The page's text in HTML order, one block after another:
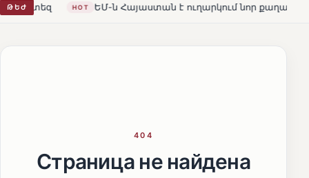
ԹԵԺ HOT ԵՄ-ն Հայաստան է ուղարկում նոր
404
Страница не найдена